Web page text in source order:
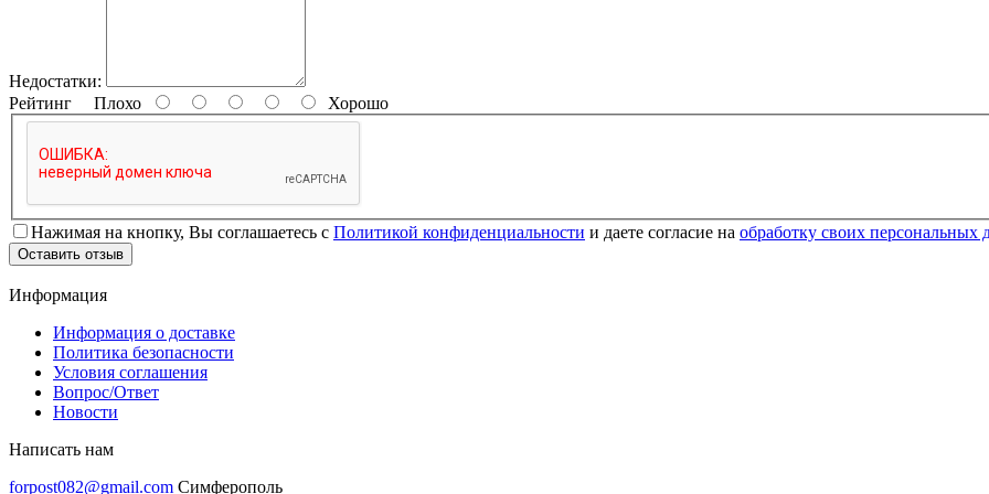
Недостатки:
Рейтинг Плохо Хорошо
Нажимая на кнопку, Вы соглашаетесь с Политикой конфиденциальности и даете согласие на обработку своих персональных
Оставить отзыв
Информация
Информация о доставке
Политика безопасности
Условия соглашения
Вопрос/Ответ
Новости
Написать нам
forpost082@gmail.com Симферополь